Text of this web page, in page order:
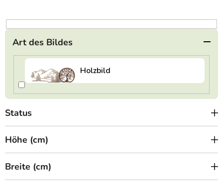
t
i
g
Art des Bildes
Status
Höhe (cm)
Breite (cm)